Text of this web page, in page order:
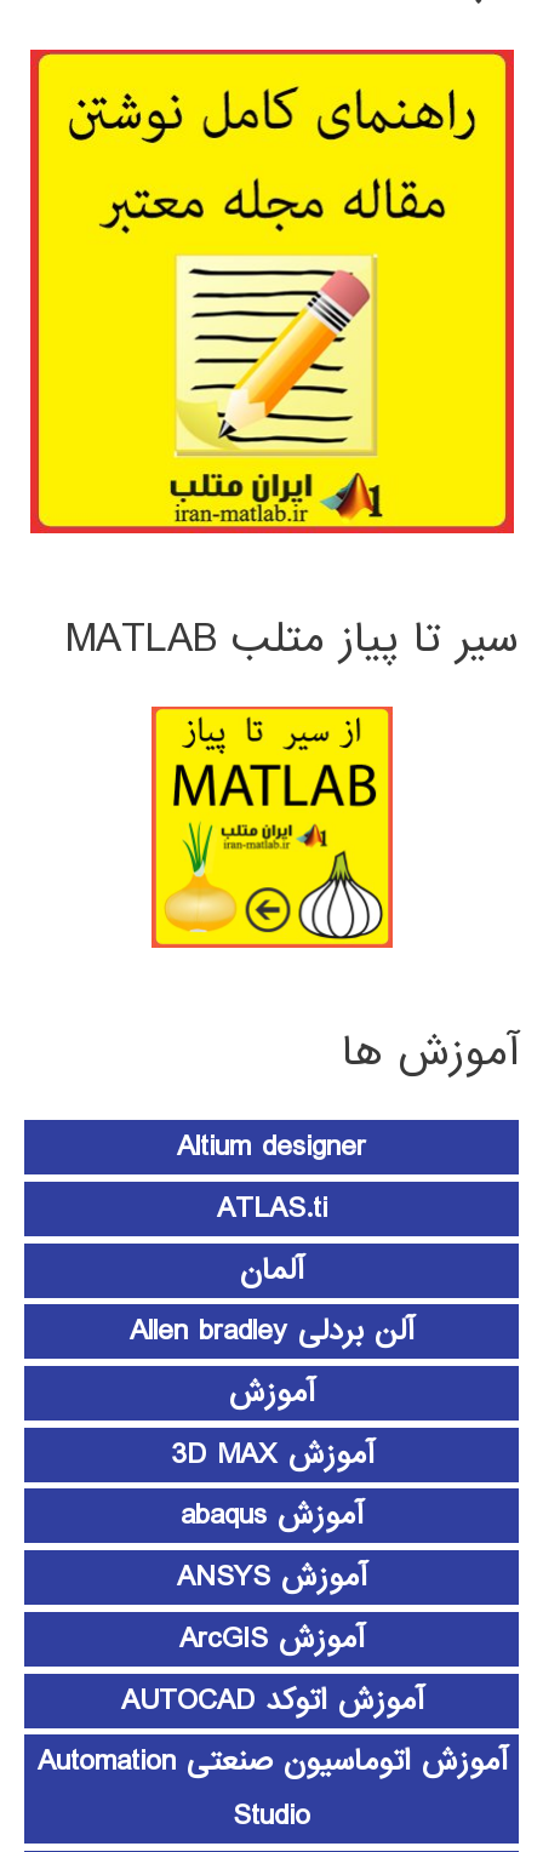
سیر تا پیاز متلب MATLAB
آموزش ها
Altium designer
ATLAS.ti
آلمان
آلن بردلی Allen bradley
آموزش
آموزش 3D MAX
آموزش abaqus
آموزش ANSYS
آموزش ArcGIS
آموزش اتوکد AUTOCAD
آموزش اتوماسیون صنعتی Automation
Studio